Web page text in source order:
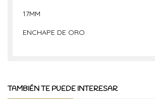
17MM
ENCHAPE DE ORO
TAMBIÉN TE PUEDE INTERESAR